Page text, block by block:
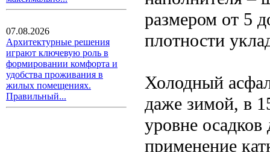
07.08.2026
Архитектурные решения
играют ключевую роль в
формировании комфорта и
удобства проживания в
жилых помещениях.
Правильный...
размером от 5
плотности
Холодный
даже зимой, в
уровне
применение